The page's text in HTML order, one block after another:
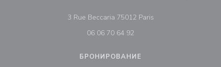
3 Rue Beccaria 75012 Paris((открывается в
06 06 70 64 92
БРОНИРОВАНИЕ